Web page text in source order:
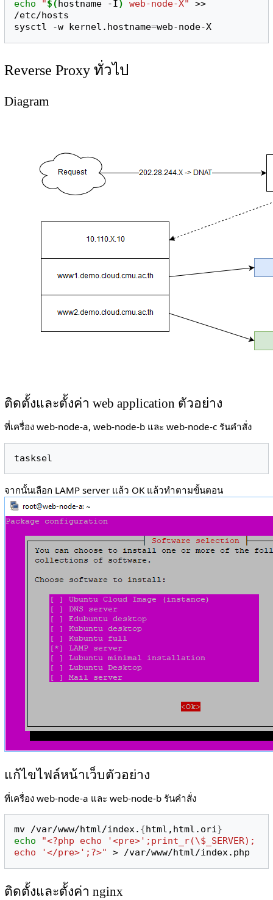
echo "$( hostname -I) web-node-X"
>>
/etc/hosts
sysctl -w kernel.hostname=
Reverse Proxy ทั่วไป
Diagram
ติดตั้งและตั้งค่า web application ตัวอย่าง
ที่เครื่อง web-node-a, web-node-b และ web-node-c รันคำสั่ง
จากนั้นเลือก LAMP server แล้ว OK แล้วทำตามขั้นตอน
แก้ไขไฟล์หน้าเว็บตัวอย่าง
ที่เครื่อง web-node-a และ web-node-b รันคำสั่ง
mv /var/www/html/index. {html,html.ori}
echo
"<?php echo '<pre>';print_r(\$_SERVER);
echo '</pre>';?>"
ติดตั้งและตั้งค่า nginx